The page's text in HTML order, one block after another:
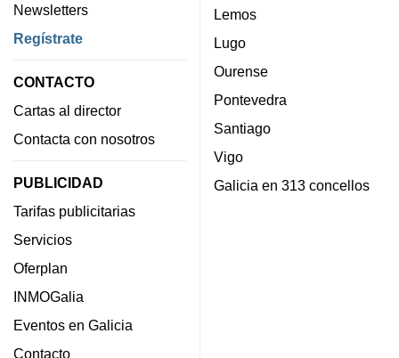
Newsletters
Regístrate
CONTACTO
Cartas al director
Contacta con nosotros
PUBLICIDAD
Tarifas publicitarias
Servicios
Oferplan
INMOGalia
Eventos en Galicia
Contacto
Lemos
Lugo
Ourense
Pontevedra
Santiago
Vigo
Galicia en 313 concellos